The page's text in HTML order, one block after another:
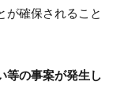
が確保されること
等の事案が発生し